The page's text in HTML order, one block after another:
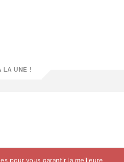
LA UNE !
pour vous garantir la meilleure